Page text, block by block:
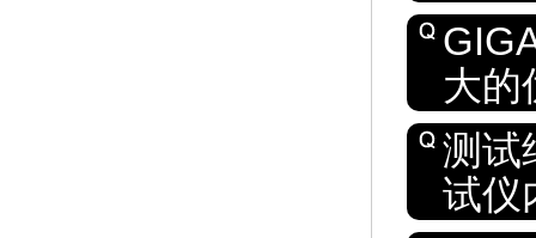
大的
测试
试仪